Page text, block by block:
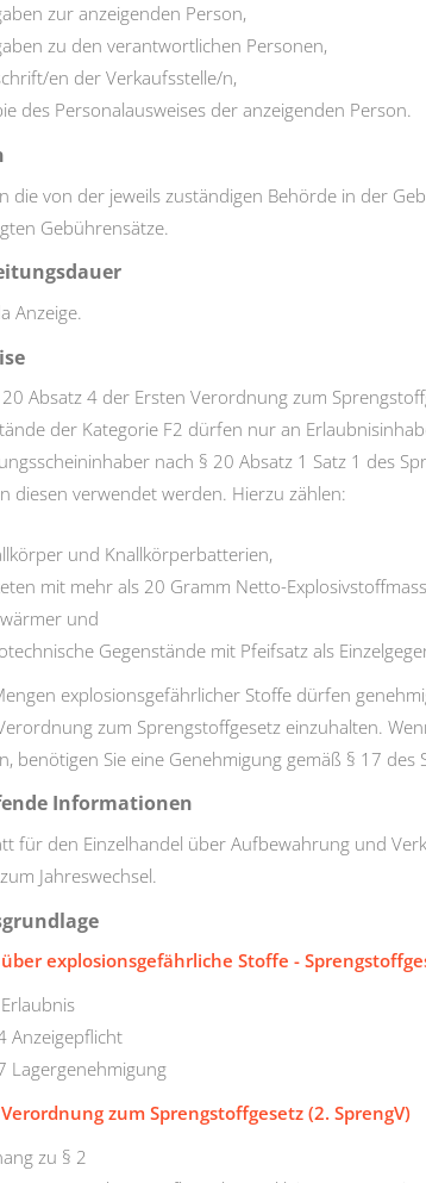
zur anzeigenden Person,
zu den verantwortlichen Personen,
en der Verkaufsstelle/n,
des Personalausweises der anzeigenden Person.
die von der jeweils zuständigen Behörde in der
Gebührensätze.
Anzeige.
Absatz 4 der Ersten Verordnung zum
der Kategorie F2 dürfen nur an
nach § 20 Absatz 1 Satz 1 des
diesen verwendet werden. Hierzu zählen:
und Knallkörperbatterien,
mit mehr als 20 Gramm Netto-
und
Gegenstände mit Pfeifsatz als
explosionsgefährlicher Stoffe dürfen
zum Sprengstoffgesetz einzuhalten.
benötigen Sie eine Genehmigung gemäß § 17 des
Informationen
für den Einzelhandel über Aufbewahrung und
Jahreswechsel.
explosionsgefährliche Stoffe -
Anzeigepflicht
Lagergenehmigung
zum Sprengstoffgesetz (2. SprengV)
zu § 2